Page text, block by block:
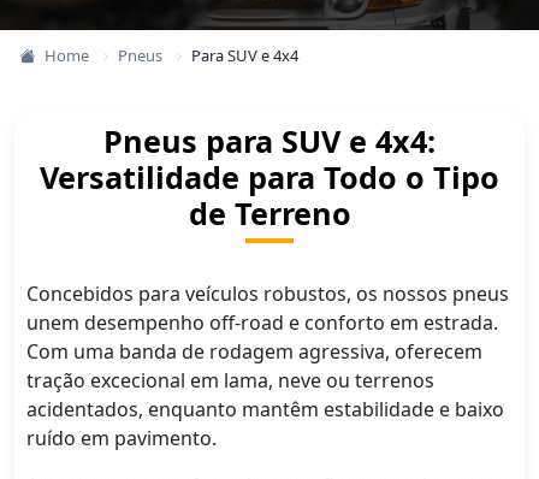
Home Pneus Para SUV e 4x4
Pneus para SUV e 4x4:
Versatilidade para Todo o Tipo
de Terreno
Concebidos para veículos robustos, os nossos pneus
unem desempenho off-road e conforto em estrada.
Com uma banda de rodagem agressiva, oferecem
tração excecional em lama, neve ou terrenos
acidentados, enquanto mantêm estabilidade e baixo
ruído em pavimento.